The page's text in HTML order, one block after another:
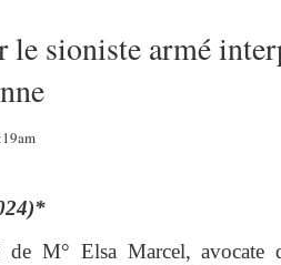
le sioniste armé
M° Elsa Marcel, avocate